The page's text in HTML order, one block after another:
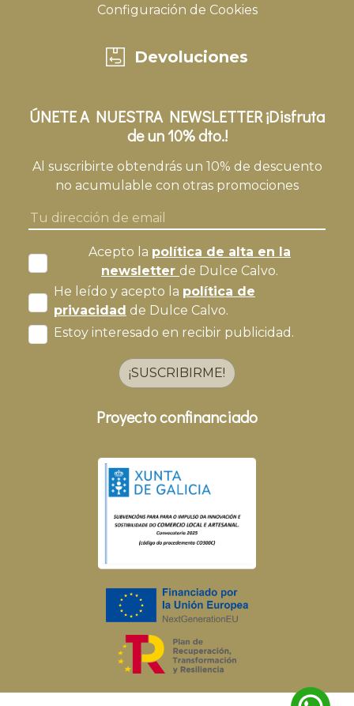
Configuración de Cookies
Devoluciones
ÚNETE A NUESTRA NEWSLETTER ¡Disfruta
de un 10% dto.!
Al suscribirte obtendrás un 10% de descuento
no acumulable con otras promociones
Acepto la política de alta en la
newsletter de Dulce Calvo.
He leído y acepto la política de
privacidad de Dulce Calvo.
Estoy interesado en recibir publicidad.
¡SUSCRIBIRME!
Proyecto confinanciado